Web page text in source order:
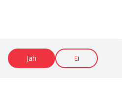
Jah Ei